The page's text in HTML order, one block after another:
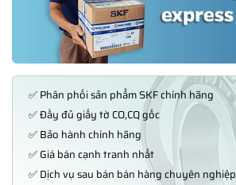
✅ Phân phối sản phẩm SKF chính hãng
✅ Đầy đủ giấy tờ CO,CQ gốc
✅ Bảo hành chính hãng
✅ Giá bán cạnh tranh nhất
✅ Dịch vụ sau bán bán hàng chuyên nghiệp